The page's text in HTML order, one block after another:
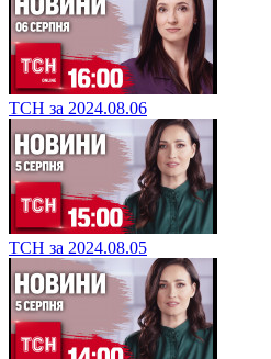
ТСН за 2024.08.06
ТСН за 2024.08.05